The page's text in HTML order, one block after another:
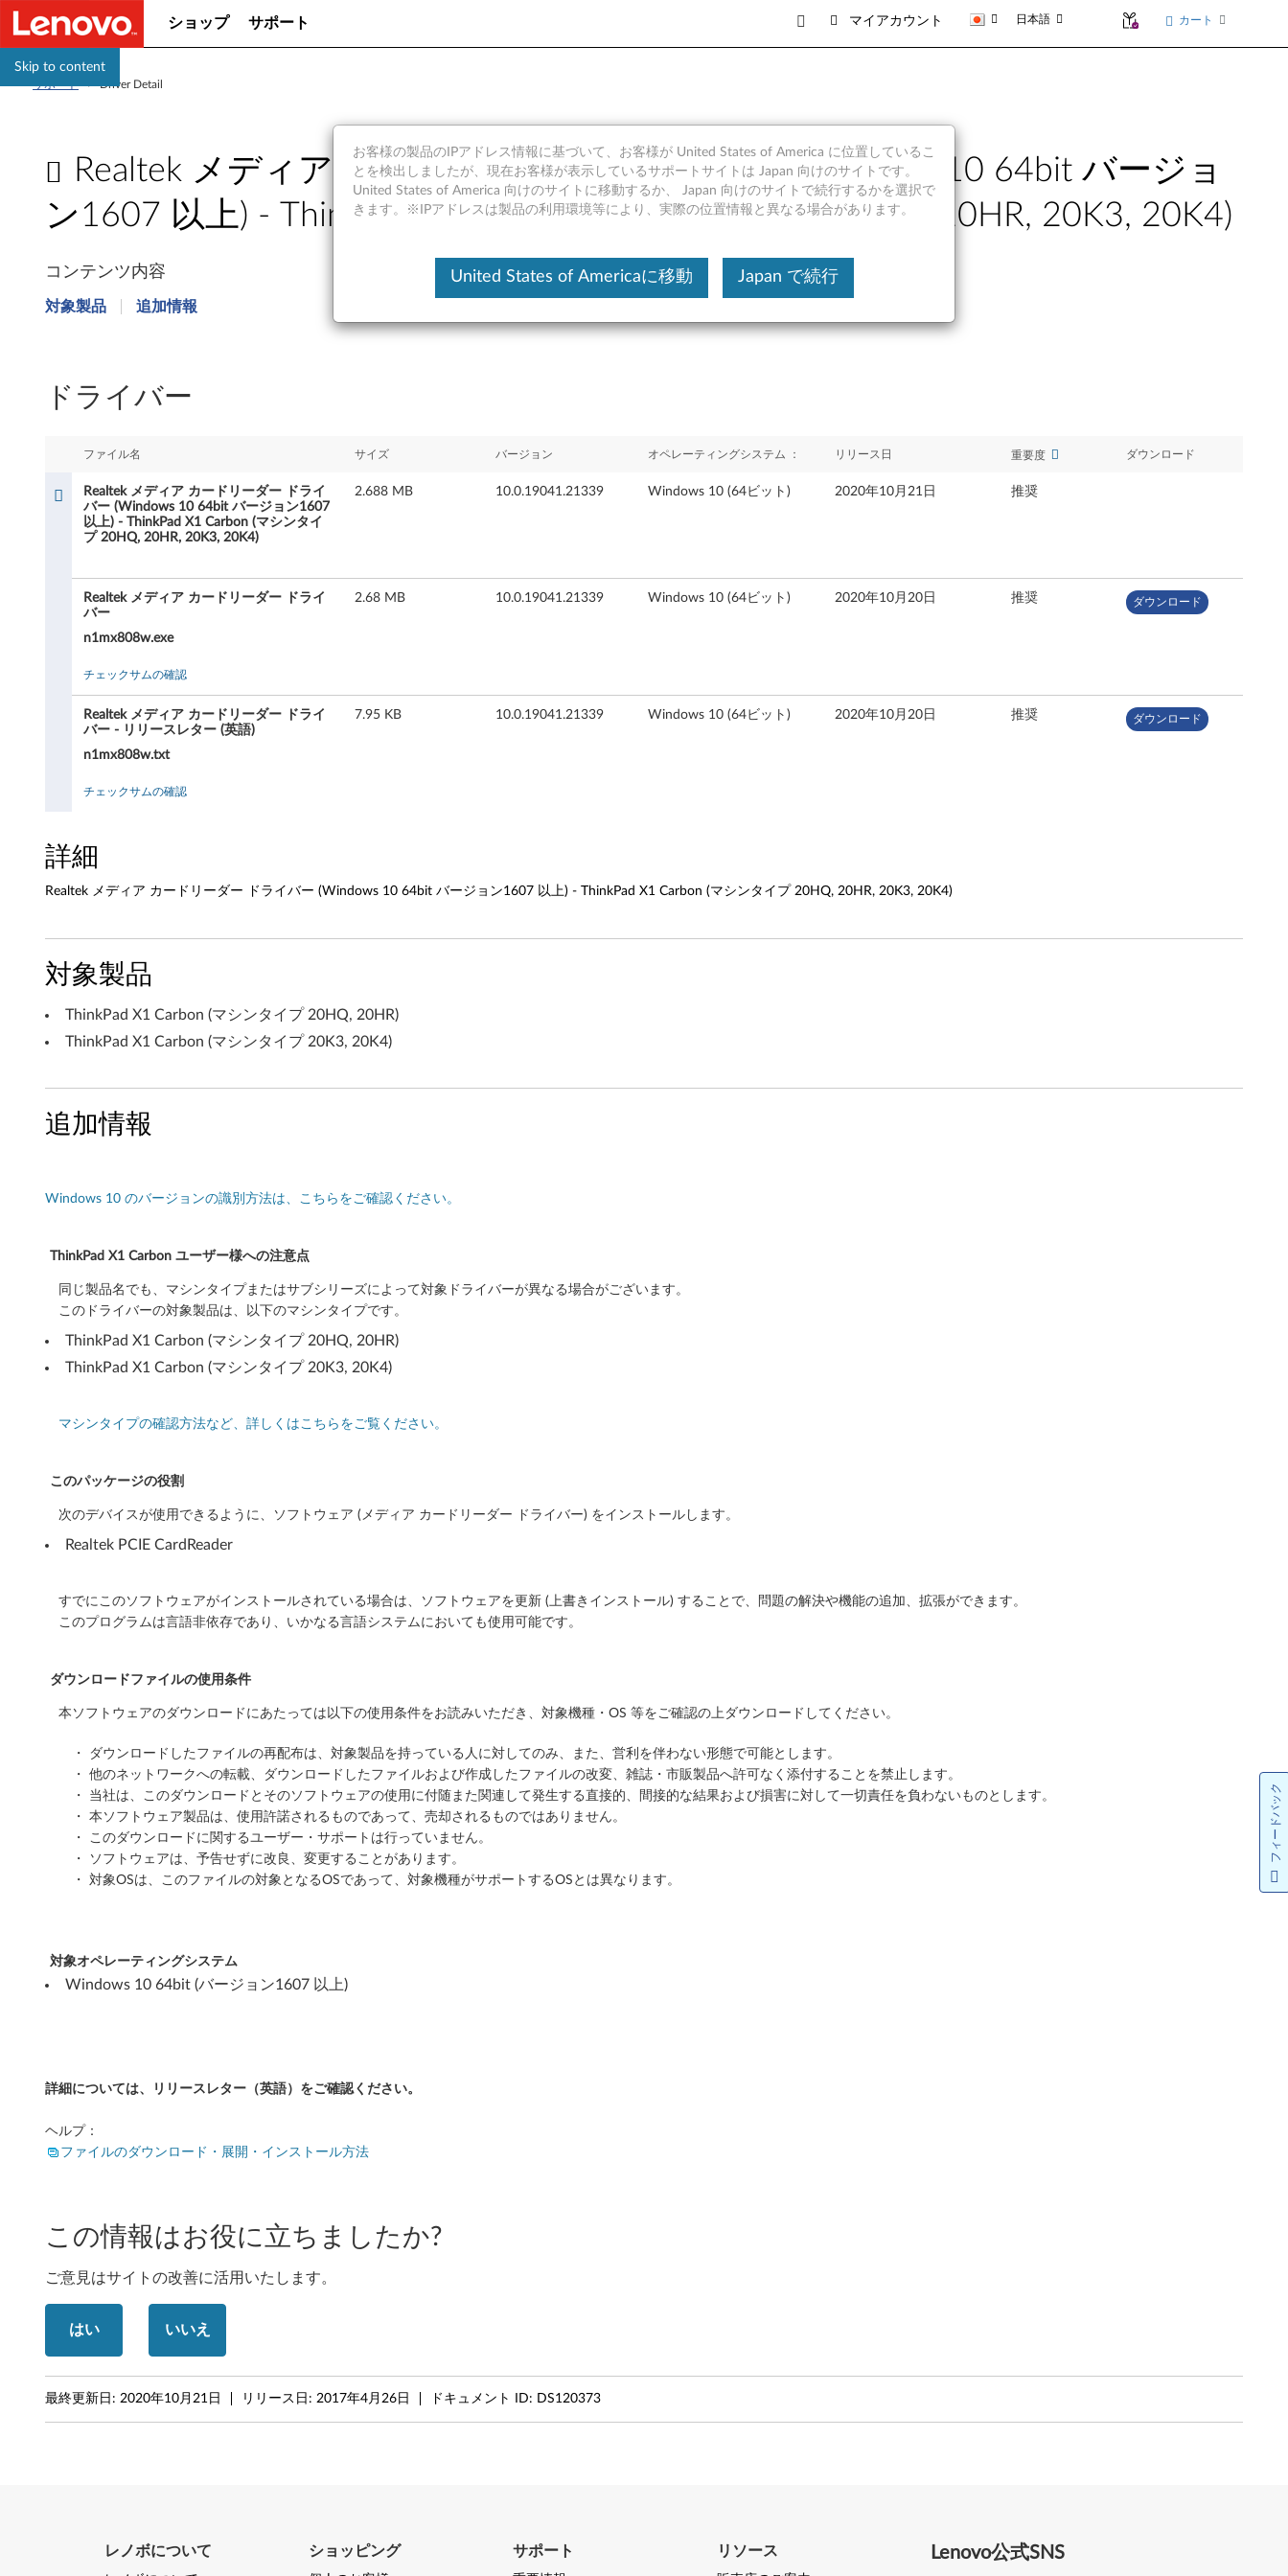
Skip to content
ショップ サポート マイアカウント 日本語 カート
サポート >Driver Detail
Realtek メディア カードリーダー ドライバー (Windows 10 64bit バージョ
ン1607 以上) - ThinkPad X1 Carbon (マシンタイプ 20HQ, 20HR, 20K3, 20K4)
e
t
ィ
ー
ダ
ー
ラ
イ
バ
(
i
d
o
w
s
1
6
4
バ
ー
ジ
ョ
ン
7
)
-
T
i
n
k
P
a
d
コンテンツ内容
対象製品 追加情報
ドライバー
ファイル名 サイズ バージョン オペレーティングシステム ： リリース日 重要度 ダウンロード
Realtek メディア カードリーダー ドライ
バー (Windows 10 64bit バージョン1607
以上) - ThinkPad X1 Carbon (マシンタイ
プ 20HQ, 20HR, 20K3, 20K4)
2.688 MB 10.0.19041.21339 Windows 10 (64ビット) 2020年10月21日 推奨
Realtek メディア カードリーダー ドライ
バー
n1mx808w.exe
2.68 MB 10.0.19041.21339 Windows 10 (64ビット) 2020年10月20日 推奨 ダウンロード
チェックサムの確認
Realtek メディア カードリーダー ドライ
バー - リリースレター (英語)
n1mx808w.txt
7.95 KB 10.0.19041.21339 Windows 10 (64ビット) 2020年10月20日 推奨 ダウンロード
チェックサムの確認
詳細
Realtek メディア カードリーダー ドライバー (Windows 10 64bit バージョン1607 以上) - ThinkPad X1 Carbon (マシンタイプ 20HQ, 20HR, 20K3, 20K4)
対象製品
ThinkPad X1 Carbon (マシンタイプ 20HQ, 20HR)
ThinkPad X1 Carbon (マシンタイプ 20K3, 20K4)
追加情報
Windows 10 のバージョンの識別方法は、こちらをご確認ください。
ThinkPad X1 Carbon ユーザー様への注意点
同じ製品名でも、マシンタイプまたはサブシリーズによって対象ドライバーが異なる場合がございます。
このドライバーの対象製品は、以下のマシンタイプです。
ThinkPad X1 Carbon (マシンタイプ 20HQ, 20HR)
ThinkPad X1 Carbon (マシンタイプ 20K3, 20K4)
マシンタイプの確認方法など、詳しくはこちらをご覧ください。
このパッケージの役割
次のデバイスが使用できるように、ソフトウェア (メディア カードリーダー ドライバー) をインストールします。
Realtek PCIE CardReader
すでにこのソフトウェアがインストールされている場合は、ソフトウェアを更新 (上書きインストール) することで、問題の解決や機能の追加、拡張ができます。
このプログラムは言語非依存であり、いかなる言語システムにおいても使用可能です。
ダウンロードファイルの使用条件
本ソフトウェアのダウンロードにあたっては以下の使用条件をお読みいただき、対象機種・OS 等をご確認の上ダウンロードしてください。
・ ダウンロードしたファイルの再配布は、対象製品を持っている人に対してのみ、また、営利を伴わない形態で可能とします。
・ 他のネットワークへの転載、ダウンロードしたファイルおよび作成したファイルの改変、雑誌・市販製品へ許可なく添付することを禁止します。
・ 当社は、このダウンロードとそのソフトウェアの使用に付随また関連して発生する直接的、間接的な結果および損害に対して一切責任を負わないものとします。
・ 本ソフトウェア製品は、使用許諾されるものであって、売却されるものではありません。
・ このダウンロードに関するユーザー・サポートは行っていません。
・ ソフトウェアは、予告せずに改良、変更することがあります。
・ 対象OSは、このファイルの対象となるOSであって、対象機種がサポートするOSとは異なります。
対象オペレーティングシステム
Windows 10 64bit (バージョン1607 以上)
詳細については、リリースレター（英語）をご確認ください。
ヘルプ：
ファイルのダウンロード・展開・インストール方法
この情報はお役に立ちましたか?
ご意見はサイトの改善に活用いたします。
はい いいえ
最終更新日: 2020年10月21日 リリース日: 2017年4月26日 ドキュメント ID: DS120373
Lenovo公式SNS
お客様の製品のIPアドレス情報に基づいて、お客様が United States of America に位置しているこ
とを検出しましたが、現在お客様が表示しているサポートサイトは Japan 向けのサイトです。
United States of America 向けのサイトに移動するか、 Japan 向けのサイトで続行するかを選択で
きます。※IPアドレスは製品の利用環境等により、実際の位置情報と異なる場合があります。
United States of Americaに移動 Japan で続行
レノボについて ショッピング サポート リソース
フィードバック